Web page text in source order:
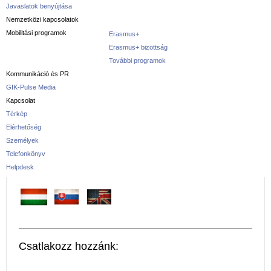
Javaslatok benyújtása
Nemzetközi kapcsolatok
Mobilitási programok
Erasmus+
Erasmus+ bizottság
További programok
Kommunikáció és PR
GIK-Pulse Media
Kapcsolat
Térkép
Elérhetőség
Személyek
Telefonkönyv
Helpdesk
Csatlakozz hozzánk: